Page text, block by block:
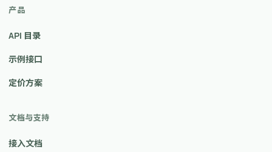
产品
API 目录
示例接口
定价方案
文档与支持
接入文档